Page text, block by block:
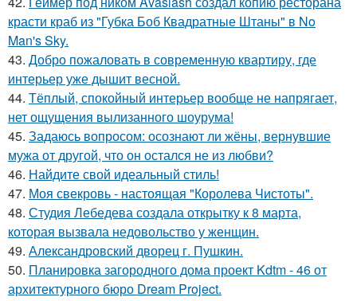
красти краб из "Губка Боб Квадратные Штаны" в No
Man's Sky.
43. Добро пожаловать в современную квартиру, где
интерьер уже дышит весной.
44. Тёплый, спокойный интерьер вообще не напрягает,
нет ощущения вылизанного шоурума!
45. Задаюсь вопросом: осознают ли жёны, вернувшие
мужа от другой, что он остался не из любви?
46. Найдите свой идеальный стиль!
47. Моя свекровь - настоящая "Королева Чистоты".
48. Студия Лебедева создала открытку к 8 марта,
которая вызвала недовольство у женщин.
49. Александровский дворец г. Пушкин.
50. Планировка загородного дома проект Kdtm - 46 от
архитектурного бюро Dream Project.